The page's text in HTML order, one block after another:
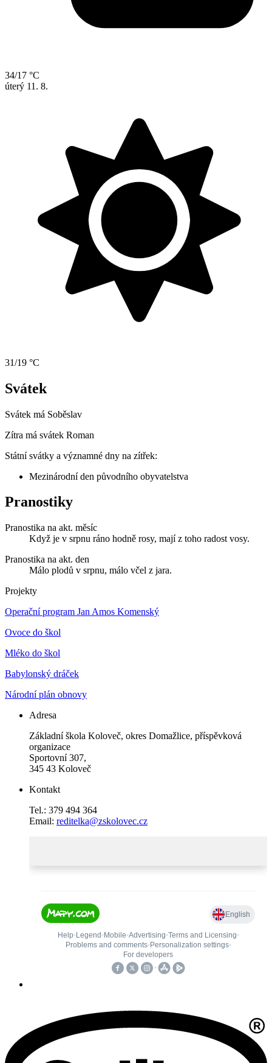
34/17 °C
úterý 11. 8.
31/19 °C
Svátek
Svátek má Soběslav
Zítra má svátek Roman
Státní svátky a významné dny na zítřek:
Mezinárodní den původního obyvatelstva
Pranostiky
Pranostika na akt. měsíc
Když je v srpnu ráno hodně rosy, mají z toho radost vosy.
Pranostika na akt. den
Málo plodů v srpnu, málo včel z jara.
Projekty
Operační program Jan Amos Komenský
Ovoce do škol
Mléko do škol
Babylonský dráček
Národní plán obnovy
Adresa
Základní škola Koloveč, okres Domažlice, příspěvková
organizace
Sportovní 307,
345 43 Koloveč
Kontakt
Tel.: 379 494 364
Email: reditelka@zskolovec.cz